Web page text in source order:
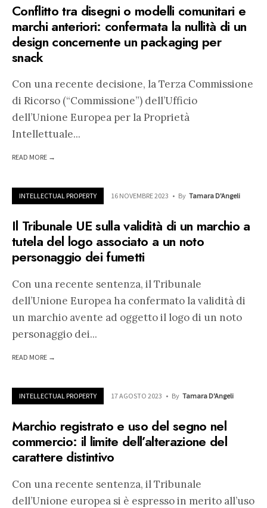
Conflitto tra disegni o modelli comunitari e
marchi anteriori: confermata la nullità di un
design concernente un packaging per
snack
Con una recente decisione, la Terza Commissione
di Ricorso (“Commissione”) dell’Ufficio
dell’Unione Europea per la Proprietà
Intellettuale...
READ MORE →
INTELLECTUAL PROPERTY 16 NOVEMBRE 2023 • By Tamara D'Angeli
Il Tribunale UE sulla validità di un marchio a
tutela del logo associato a un noto
personaggio dei fumetti
Con una recente sentenza, il Tribunale
dell’Unione Europea ha confermato la validità di
un marchio avente ad oggetto il logo di un noto
personaggio dei...
READ MORE →
INTELLECTUAL PROPERTY 17 AGOSTO 2023 • By Tamara D'Angeli
Marchio registrato e uso del segno nel
commercio: il limite dell’alterazione del
carattere distintivo
Con una recente sentenza, il Tribunale
dell’Unione europea si è espresso in merito all’uso